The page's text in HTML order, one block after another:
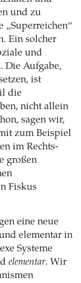
und zu
„Superreichen“
Ein solcher
und
Die Aufgabe,
ist
die
nicht allein
sagen wir,
zum Beispiel
im Rechts-
großen
Fiskus
eine neue
elementar in
Systeme
elementar. Wir